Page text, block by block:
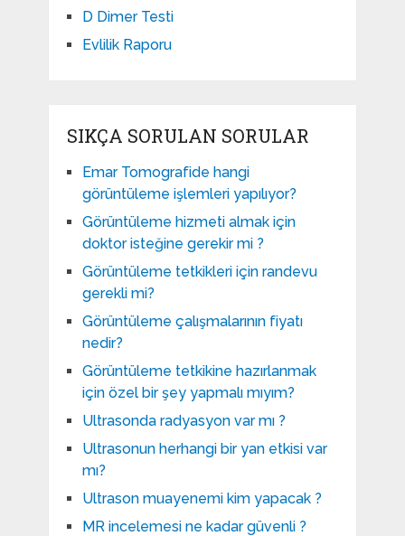
D Dimer Testi
Evlilik Raporu
SIKÇA SORULAN SORULAR
Emar Tomografide hangi
görüntüleme işlemleri yapılıyor?
Görüntüleme hizmeti almak için
doktor isteğine gerekir mi ?
Görüntüleme tetkikleri için randevu
gerekli mi?
Görüntüleme çalışmalarının fiyatı
nedir?
Görüntüleme tetkikine hazırlanmak
için özel bir şey yapmalı mıyım?
Ultrasonda radyasyon var mı ?
Ultrasonun herhangi bir yan etkisi var
mı?
Ultrason muayenemi kim yapacak ?
MR incelemesi ne kadar güvenli ?